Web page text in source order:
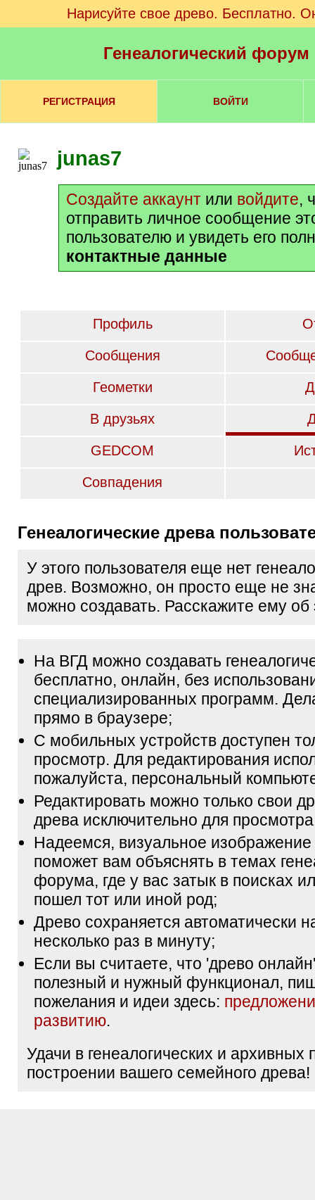
Нарисуйте свое древо. Бесплатно.
Генеалогический
РЕГИСТРАЦИЯ ВОЙТИ
junas7
Создайте аккаунт или войдите,
отправить личное сообщение
пользователю и увидеть его
контактные данные
Профиль
Сообщения
Геометки
В друзьях
GEDCOM
Совпадения
Генеалогические древа
У этого пользователя еще нет
древ. Возможно, он просто еще не
можно создавать. Расскажите ему об
На ВГД можно создавать
бесплатно, онлайн, без
специализированных программ.
прямо в браузере;
С мобильных устройств доступен
просмотр. Для редактирования
пожалуйста, персональный
Редактировать можно только свои
древа исключительно для
Надеемся, визуальное
поможет вам объяснять в темах
форума, где у вас затык в поисках
пошел тот или иной род;
Древо сохраняется автоматически
несколько раз в минуту;
Если вы считаете, что 'древо
полезный и нужный функционал,
пожелания и идеи здесь:
развитию.
Удачи в генеалогических и архивных
построении вашего семейного древа!